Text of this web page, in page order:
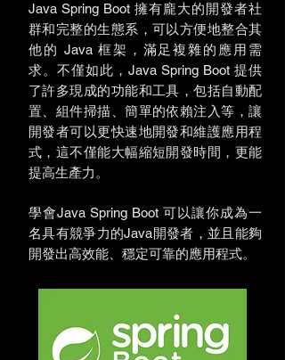
Java Spring Boot 擁有龐大的開發者社
群和完整的生態系，可以方便地整合其
他的 Java 框架，滿足複雜的應用需
求。不僅如此，Java Spring Boot 提供
了許多現成的功能和工具，包括自動配
置、組件掃描、簡單的依賴注入等，讓
開發者可以更快速地開發和維護應用程
式，這不僅能大幅縮短開發時間，更能
提高生產力。
學會Java Spring Boot 可以讓你成為一
名具有競爭力的Java開發者，並且能夠
開發出高效能、穩定可靠的應用程式。